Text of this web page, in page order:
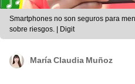
Smartphones no son seguros para
sobre riesgos. | Digit
María Claudia Muñoz